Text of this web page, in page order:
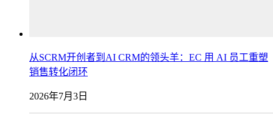
从SCRM开创者到AI CRM的领头羊：EC 用 AI 员工重塑
销售转化闭环
2026年7月3日